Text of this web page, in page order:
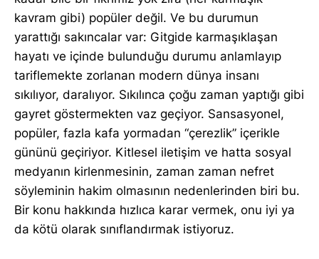
kavram gibi) popüler değil. Ve bu durumun
yarattığı sakıncalar var: Gitgide karmaşıklaşan
hayatı ve içinde bulunduğu durumu anlamlayıp
tariflemekte zorlanan modern dünya insanı
sıkılıyor, daralıyor. Sıkılınca çoğu zaman yaptığı gibi
gayret göstermekten vaz geçiyor. Sansasyonel,
popüler, fazla kafa yormadan “çerezlik” içerikle
gününü geçiriyor. Kitlesel iletişim ve hatta sosyal
medyanın kirlenmesinin, zaman zaman nefret
söyleminin hakim olmasının nedenlerinden biri bu.
Bir konu hakkında hızlıca karar vermek, onu iyi ya
da kötü olarak sınıflandırmak istiyoruz.